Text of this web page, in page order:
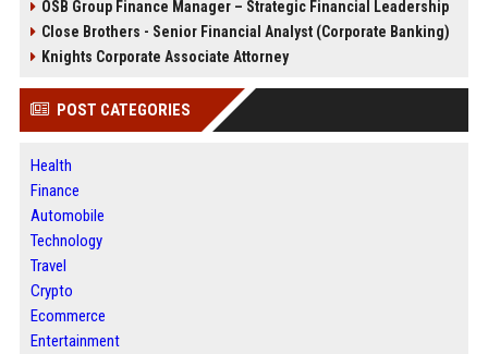
OSB Group Finance Manager – Strategic Financial Leadership
Close Brothers - Senior Financial Analyst (Corporate Banking)
Knights Corporate Associate Attorney
POST CATEGORIES
Health
Finance
Automobile
Technology
Travel
Crypto
Ecommerce
Entertainment